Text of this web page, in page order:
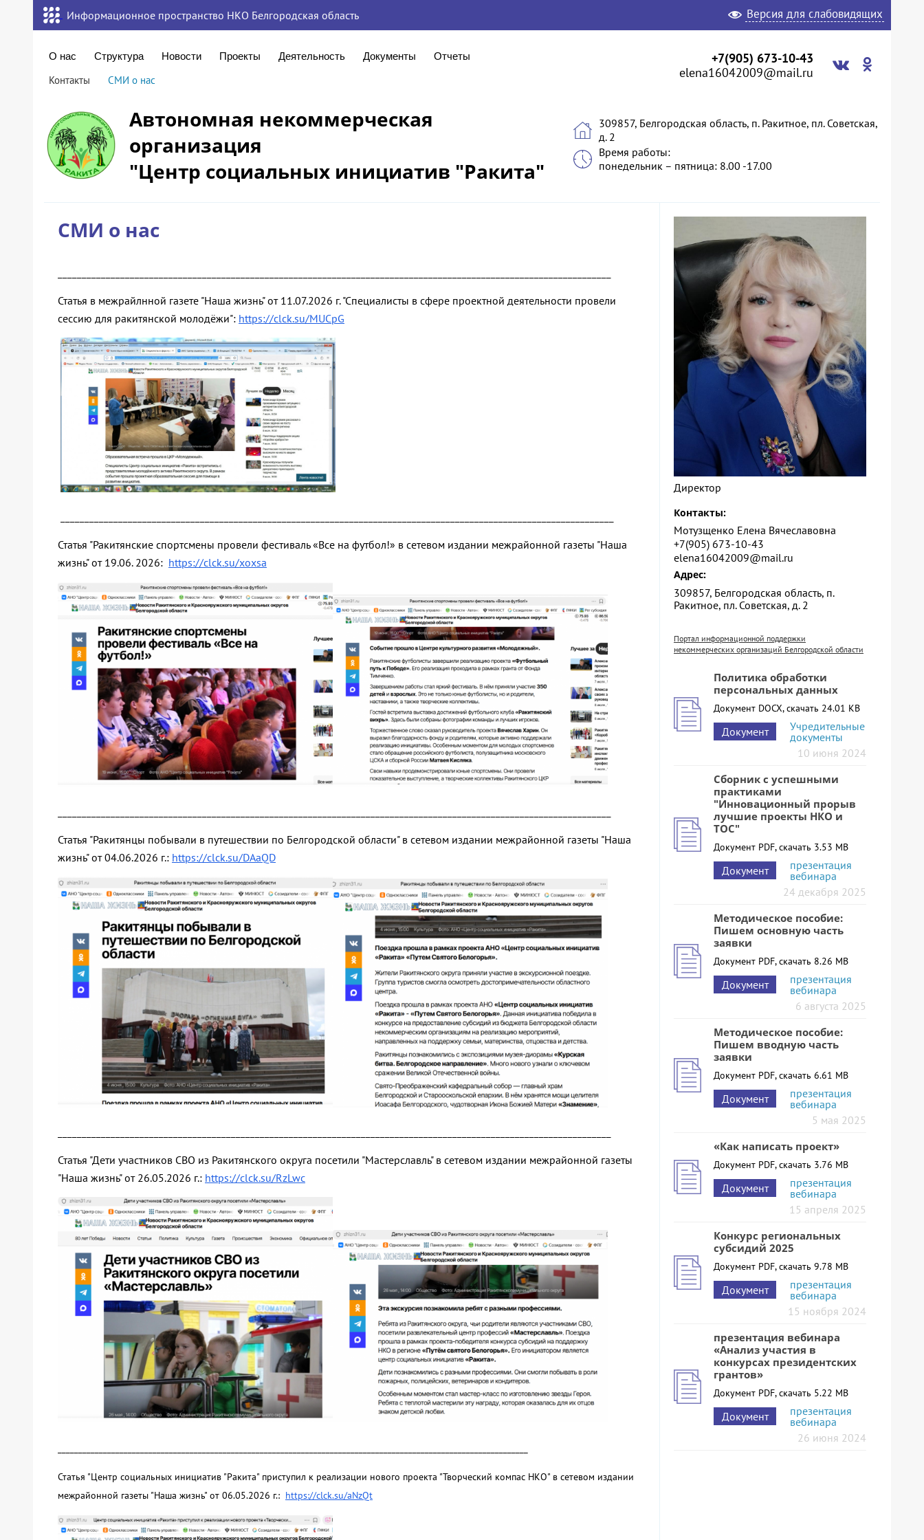
Информационное пространство НКО Белгородская область Версия для слабовидящих
О нас Структура Новости Проекты Деятельность Документы Отчеты
Контакты СМИ о нас
+7(905) 673-10-43
elena16042009@mail.ru
Автономная некоммерческая
организация
"Центр социальных инициатив "Ракита"
309857, Белгородская область, п. Ракитное, пл. Советская,
д. 2
Время работы:
понедельник – пятница: 8.00 -17.00
СМИ о нас
Статья в межрайлнной газете "Наша жизнь" от 11.07.2026 г. "Специалисты в сфере проектной деятельности провели
сессию для ракитянской молодёжи": https://clck.su/MUCpG
Статья "Ракитянские спортсмены провели фестиваль «Все на футбол!» в сетевом издании межрайонной газеты "Наша
жизнь" от 19.06. 2026: https://clck.su/xoxsa
Статья "Ракитянцы побывали в путешествии по Белгородской области" в сетевом издании межрайонной газеты "Наша
жизнь" от 04.06.2026 г.: https://clck.su/DAaQD
Статья "Дети участников СВО из Ракитянского округа посетили "Мастерславль" в сетевом издании межрайонной газеты
"Наша жизнь" от 26.05.2026 г.: https://clck.su/RzLwc
Статья "Центр социальных инициатив "Ракита" приступил к реализации нового проекта "Творческий компас НКО" в сетевом издании
межрайонной газеты "Наша жизнь" от 06.05.2026 г.: https://clck.su/aNzQt
Директор
Контакты:
Мотузщенко Елена Вячеславовна
+7(905) 673-10-43
elena16042009@mail.ru
Адрес:
309857, Белгородская область, п.
Ракитное, пл. Советская, д. 2
Портал информационной поддержки
некоммерческих организаций Белгородской области
Политика обработки
персональных данных
Документ DOCX, скачать 24.01 KB
Документ
Учредительные
документы
10 июня 2024
Сборник с успешными
практиками
"Инновационный прорыв
лучшие проекты НКО и
ТОС"
Документ PDF, скачать 3.53 MB
Документ
презентация
вебинара
24 декабря 2025
Методическое пособие:
Пишем основную часть
заявки
Документ PDF, скачать 8.26 MB
Документ
презентация
вебинара
6 августа 2025
Методическое пособие:
Пишем вводную часть
заявки
Документ PDF, скачать 6.61 MB
Документ
презентация
вебинара
5 мая 2025
«Как написать проект»
Документ PDF, скачать 3.76 MB
Документ
презентация
вебинара
15 апреля 2025
Конкурс региональных
субсидий 2025
Документ PDF, скачать 9.78 MB
Документ
презентация
вебинара
15 ноября 2024
презентация вебинара
«Анализ участия в
конкурсах президентских
грантов»
Документ PDF, скачать 5.22 MB
Документ
презентация
вебинара
26 июня 2024